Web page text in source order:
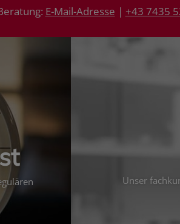
E-Mail-Adresse | +43 7435
Unser